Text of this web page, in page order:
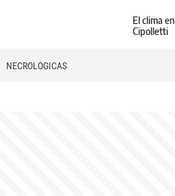
El clima en
Cipolletti
NECROLÓGICAS